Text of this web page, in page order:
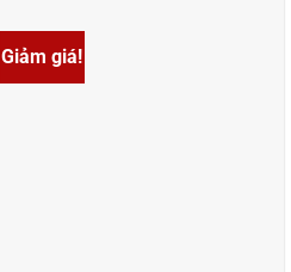
Giảm giá!